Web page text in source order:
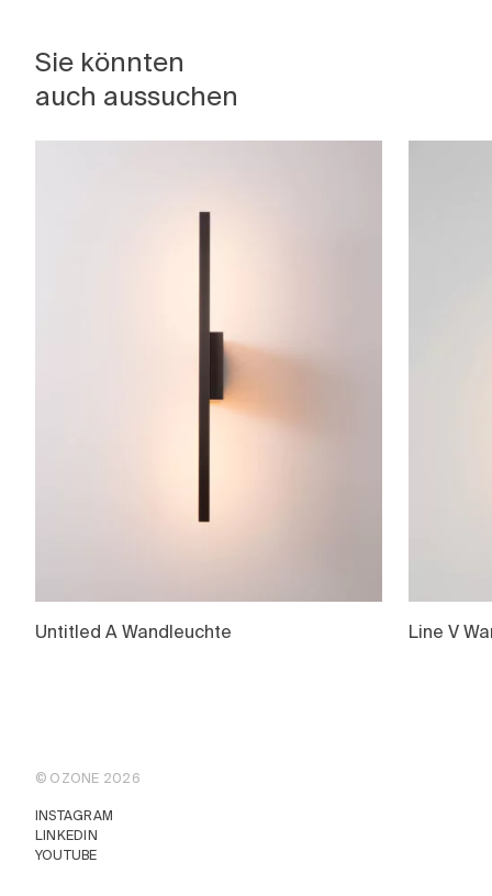
Sie könnten
auch aussuchen
Untitled A Wandleuchte Line V
© OZONE 2026
INSTAGRAM
LINKEDIN
YOUTUBE